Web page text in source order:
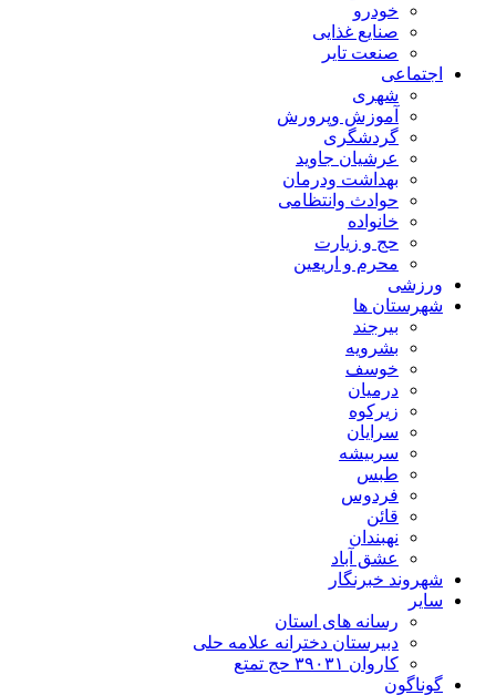
خودرو
صنایع غذایی
صنعت تایر
اجتماعی
شهری
آموزش وپرورش
گردشگری
عرشیان جاوید
بهداشت ودرمان
حوادث وانتظامی
خانواده
حج و زیارت
محرم و اریعین
ورزشی
شهرستان ها
بیرجند
بشرویه
خوسف
درمیان
زیرکوه
سرایان
سربیشه
طبس
فردوس
قائن
نهبندان
عشق آباد
شهروند خبرنگار
سایر
رسانه های استان
دبیرستان دخترانه علامه حلی
کاروان ۳۹۰۳۱ حج تمتع
گوناگون